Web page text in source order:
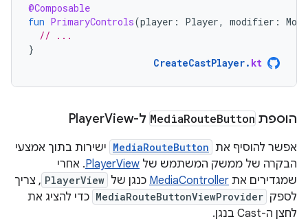
@Composable
fun PrimaryControls(player : Player, modifier :
// ...
}
CreateCastPlayer. kt
הוספת MediaRouteButton ל-PlayerView
אפשר להוסיף את MediaRouteButton ישירות בתוך אמצעי
הבקרה של ממשק המשתמש של PlayerView. אחרי
שמגדירים את MediaController כנגן של PlayerView , צריך
לספק MediaRouteButtonViewProvider כדי להציג את
לחצן ה-Cast בנגן.